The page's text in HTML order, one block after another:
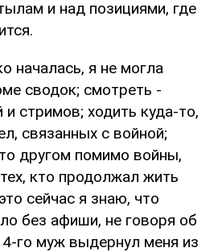
и над позициями, где
началась, я не могла
сводок; смотреть -
стримов; ходить куда-то,
связанных с войной;
другом помимо войны,
кто продолжал жить
сейчас я знаю, что
без афиши, не говоря об
го муж выдернул меня из